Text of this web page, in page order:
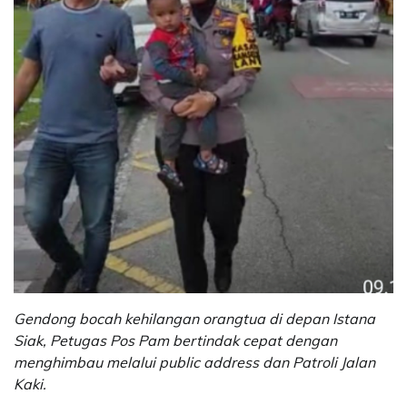
Gendong bocah kehilangan orangtua di depan Istana
Siak, Petugas Pos Pam bertindak cepat dengan
menghimbau melalui public address dan Patroli Jalan
Kaki.